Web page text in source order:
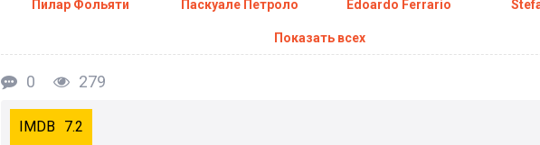
Пилар Фольяти Паскуале Петроло Edoardo Ferrario
Показать всех
0 279
7.2